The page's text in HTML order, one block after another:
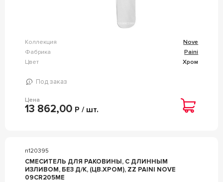
Коллекция
Nove
Фабрика
Paini
Цвет
Хром
Под заказ
Цена
13 862,00 Р / шт.
n120395
СМЕСИТЕЛЬ ДЛЯ РАКОВИНЫ, С ДЛИННЫМ
ИЗЛИВОМ, БЕЗ Д/К, (ЦВ.ХРОМ), ZZ PAINI NOVE
09CR205ME